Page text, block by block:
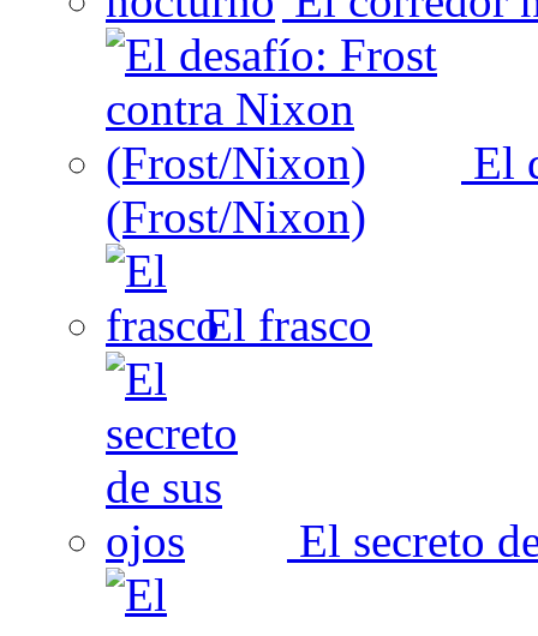
El
(Frost/Nixon)
El frasco
El secreto